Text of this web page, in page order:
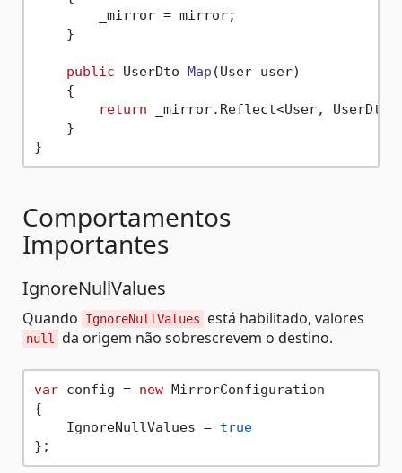
        _mirror = mirror;
    }
public UserDto Map (User user)
    {
return _mirror.Reflect<User,
    }
Comportamentos
Importantes
IgnoreNullValues
Quando IgnoreNullValues está habilitado, valores
null da origem não sobrescrevem o destino.
var config = new MirrorConfiguration
{
    IgnoreNullValues =
true